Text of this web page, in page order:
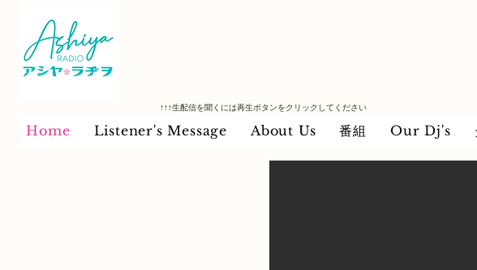
↑↑↑​生配信を聞くには再生ボタンをクリックしてください
Home Listener's Message About Us 番組 Our Dj's